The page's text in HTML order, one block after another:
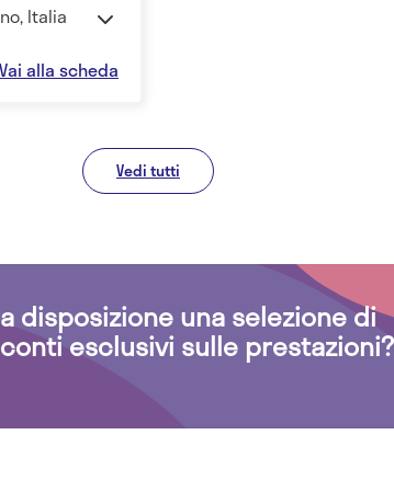
Italia
Vai alla scheda
Vedi tutti
disposizione una selezione di
esclusivi sulle prestazioni?